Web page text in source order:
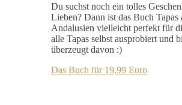
Du suchst noch ein tolles
Lieben? Dann ist das Buch Tapas
Andalusien vielleicht perfekt für
alle Tapas selbst ausprobiert und
überzeugt davon :)
Das Buch für 19,99 Euro